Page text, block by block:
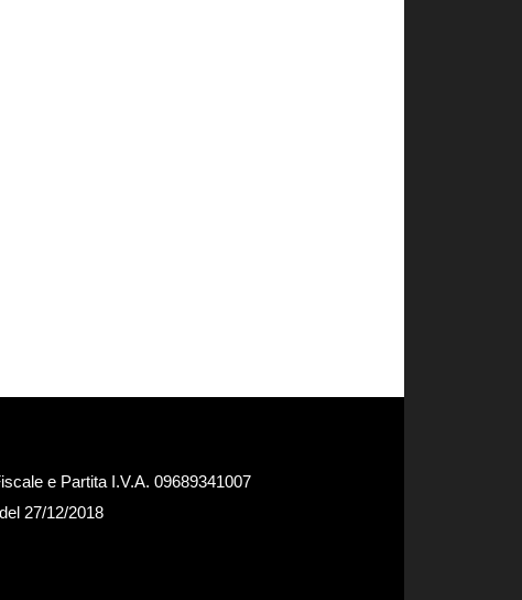
e Partita I.V.A. 09689341007
27/12/2018